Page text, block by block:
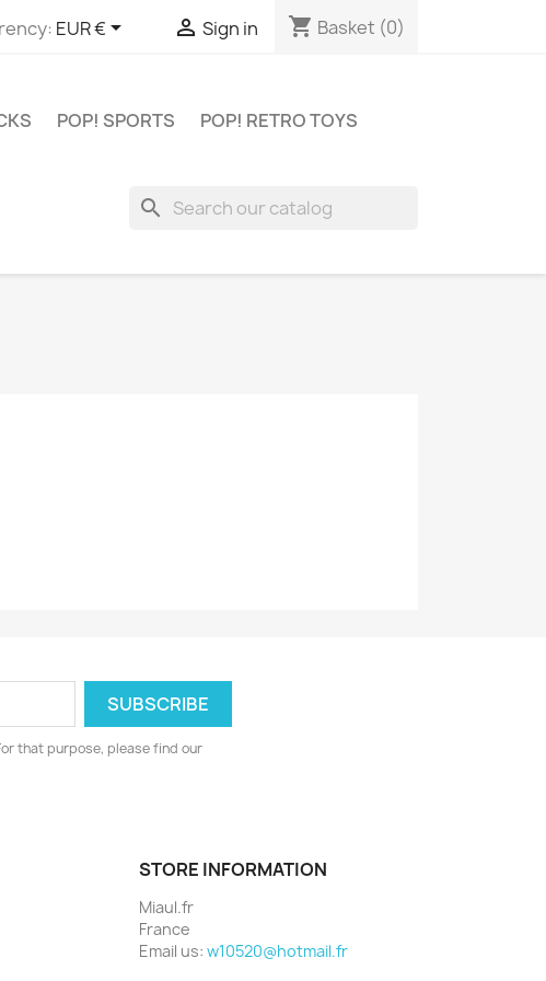
EUR €  Sign in shopping_cart Basket (0)
POP! SPORTS
POP! RETRO TOYS
search
that purpose, please find our
STORE INFORMATION
Miaul.fr
France
Email us: w10520@hotmail.fr